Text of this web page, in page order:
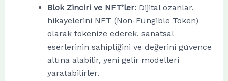
Blok Zinciri ve NFT’ler:Dijital ozanlar,
hikayelerini NFT (Non-Fungible Token)
olarak tokenize ederek, sanatsal
eserlerinin sahipliğini ve değerini güvence
altına alabilir, yeni gelir modelleri
yaratabilirler.